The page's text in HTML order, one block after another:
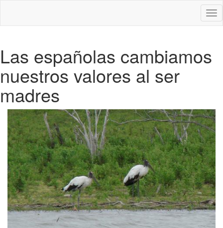
Las españolas cambiamos
nuestros valores al ser
madres